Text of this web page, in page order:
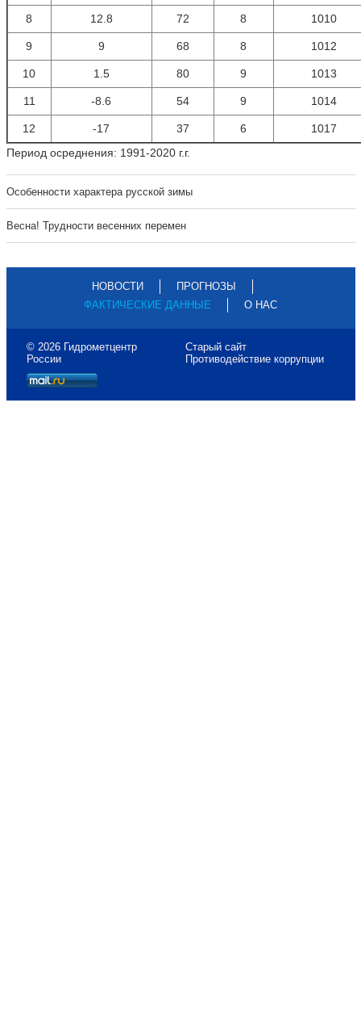
8 12.8 72 8 1010
9 9 68 8 1012
10 1.5 80 9 1013
11 -8.6 54 9 1014
12 -17 37 6
1017
Период осреднения: 1991-2020 г.г.
Особенности характера русской зимы
Весна! Трудности весенних перемен
НОВОСТИ
ПРОГНОЗЫ
ФАКТИЧЕСКИЕ ДАННЫЕ
О НАС
© 2026 Гидрометцентр
России
Старый сайт
Противодействие коррупции